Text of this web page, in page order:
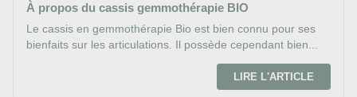
À propos du cassis gemmothérapie BIO
Le cassis en gemmothérapie Bio est bien connu pour ses
bienfaits sur les articulations. Il possède cependant bien...
LIRE L'ARTICLE